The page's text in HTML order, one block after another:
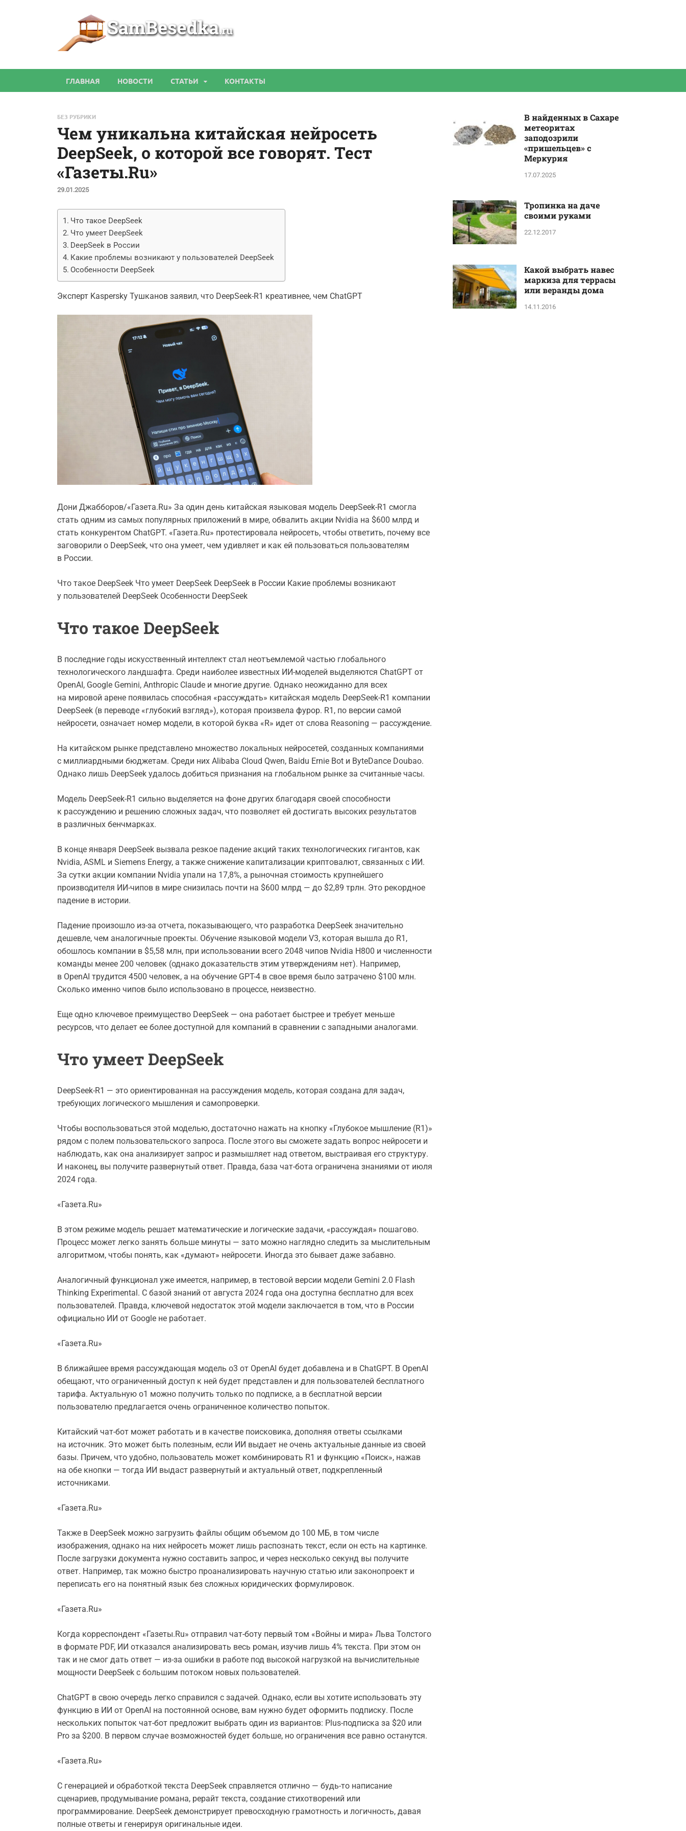
ГЛАВНАЯ НОВОСТИ СТАТЬИ КОНТАКТЫ
БЕЗ РУБРИКИ
Чем уникальна китайская нейросеть
DeepSeek, о которой все говорят. Тест
«Газеты.Ru»
29.01.2025
Что такое DeepSeek
Что умеет DeepSeek
DeepSeek в России
Какие проблемы возникают у пользователей DeepSeek
Особенности DeepSeek
Эксперт Kaspersky Тушканов заявил, что DeepSeek-R1 креативнее, чем ChatGPT
Дони Джабборов/«Газета.Ru» За один день китайская языковая модель DeepSeek-R1 смогла
стать одним из самых популярных приложений в мире, обвалить акции Nvidia на $600 млрд и
стать конкурентом ChatGPT. «Газета.Ru» протестировала нейросеть, чтобы ответить, почему все
заговорили о DeepSeek, что она умеет, чем удивляет и как ей пользоваться пользователям
в России.
Что такое DeepSeek Что умеет DeepSeek DeepSeek в России Какие проблемы возникают
у пользователей DeepSeek Особенности DeepSeek
Что такое DeepSeek
В последние годы искусственный интеллект стал неотъемлемой частью глобального
технологического ландшафта. Среди наиболее известных ИИ-моделей выделяются ChatGPT от
OpenAI, Google Gemini, Anthropic Claude и многие другие. Однако неожиданно для всех
на мировой арене появилась способная «рассуждать» китайская модель DeepSeek-R1 компании
DeepSeek (в переводе «глубокий взгляд»), которая произвела фурор. R1, по версии самой
нейросети, означает номер модели, в которой буква «R» идет от слова Reasoning — рассуждение.
На китайском рынке представлено множество локальных нейросетей, созданных компаниями
с миллиардными бюджетам. Среди них Alibaba Cloud Qwen, Baidu Ernie Bot и ByteDance Doubao.
Однако лишь DeepSeek удалось добиться признания на глобальном рынке за считанные часы.
Модель DeepSeek-R1 сильно выделяется на фоне других благодаря своей способности
к рассуждению и решению сложных задач, что позволяет ей достигать высоких результатов
в различных бенчмарках.
В конце января DeepSeek вызвала резкое падение акций таких технологических гигантов, как
Nvidia, ASML и Siemens Energy, а также снижение капитализации криптовалют, связанных с ИИ.
За сутки акции компании Nvidia упали на 17,8%, а рыночная стоимость крупнейшего
производителя ИИ-чипов в мире снизилась почти на $600 млрд — до $2,89 трлн. Это рекордное
падение в истории.
Падение произошло из-за отчета, показывающего, что разработка DeepSeek значительно
дешевле, чем аналогичные проекты. Обучение языковой модели V3, которая вышла до R1,
обошлось компании в $5,58 млн, при использовании всего 2048 чипов Nvidia H800 и численности
команды менее 200 человек (однако доказательств этим утверждениям нет). Например,
в OpenAI трудится 4500 человек, а на обучение GPT-4 в свое время было затрачено $100 млн.
Сколько именно чипов было использовано в процессе, неизвестно.
Еще одно ключевое преимущество DeepSeek — она работает быстрее и требует меньше
ресурсов, что делает ее более доступной для компаний в сравнении с западными аналогами.
Что умеет DeepSeek
DeepSeek-R1 — это ориентированная на рассуждения модель, которая создана для задач,
требующих логического мышления и самопроверки.
Чтобы воспользоваться этой моделью, достаточно нажать на кнопку «Глубокое мышление (R1)»
рядом с полем пользовательского запроса. После этого вы сможете задать вопрос нейросети и
наблюдать, как она анализирует запрос и размышляет над ответом, выстраивая его структуру.
И наконец, вы получите развернутый ответ. Правда, база чат-бота ограничена знаниями от июля
2024 года.
«Газета.Ru»
В этом режиме модель решает математические и логические задачи, «рассуждая» пошагово.
Процесс может легко занять больше минуты — зато можно наглядно следить за мыслительным
алгоритмом, чтобы понять, как «думают» нейросети. Иногда это бывает даже забавно.
Аналогичный функционал уже имеется, например, в тестовой версии модели Gemini 2.0 Flash
Thinking Experimental. С базой знаний от августа 2024 года она доступна бесплатно для всех
пользователей. Правда, ключевой недостаток этой модели заключается в том, что в России
официально ИИ от Google не работает.
«Газета.Ru»
В ближайшее время рассуждающая модель o3 от OpenAI будет добавлена и в ChatGPT. В OpenAI
обещают, что ограниченный доступ к ней будет представлен и для пользователей бесплатного
тарифа. Актуальную o1 можно получить только по подписке, а в бесплатной версии
пользователю предлагается очень ограниченное количество попыток.
Китайский чат-бот может работать и в качестве поисковика, дополняя ответы ссылками
на источник. Это может быть полезным, если ИИ выдает не очень актуальные данные из своей
базы. Причем, что удобно, пользователь может комбинировать R1 и функцию «Поиск», нажав
на обе кнопки — тогда ИИ выдаст развернутый и актуальный ответ, подкрепленный
источниками.
«Газета.Ru»
Также в DeepSeek можно загрузить файлы общим объемом до 100 МБ, в том числе
изображения, однако на них нейросеть может лишь распознать текст, если он есть на картинке.
После загрузки документа нужно составить запрос, и через несколько секунд вы получите
ответ. Например, так можно быстро проанализировать научную статью или законопроект и
переписать его на понятный язык без сложных юридических формулировок.
«Газета.Ru»
Когда корреспондент «Газеты.Ru» отправил чат-боту первый том «Войны и мира» Льва Толстого
в формате PDF, ИИ отказался анализировать весь роман, изучив лишь 4% текста. При этом он
так и не смог дать ответ — из-за ошибки в работе под высокой нагрузкой на вычислительные
мощности DeepSeek с большим потоком новых пользователей.
ChatGPT в свою очередь легко справился с задачей. Однако, если вы хотите использовать эту
функцию в ИИ от OpenAI на постоянной основе, вам нужно будет оформить подписку. После
нескольких попыток чат-бот предложит выбрать один из вариантов: Plus-подписка за $20 или
Pro за $200. В первом случае возможностей будет больше, но ограничения все равно останутся.
«Газета.Ru»
С генерацией и обработкой текста DeepSeek справляется отлично — будь-то написание
сценариев, продумывание романа, рерайт текста, создание стихотворений или
программирование. DeepSeek демонстрирует превосходную грамотность и логичность, давая
полные ответы и генерируя оригинальные идеи.
В найденных в Сахаре
метеоритах
заподозрили
«пришельцев» с
Меркурия
17.07.2025
Тропинка на даче
своими руками
22.12.2017
Какой выбрать навес
маркиза для террасы
или веранды дома
14.11.2016